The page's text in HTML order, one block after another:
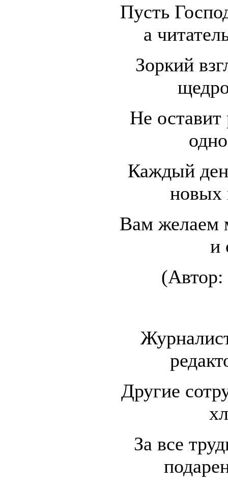
Пусть
а
Зоркий
Не
Каждый
новых
Вам желаем
и
Другие
За все